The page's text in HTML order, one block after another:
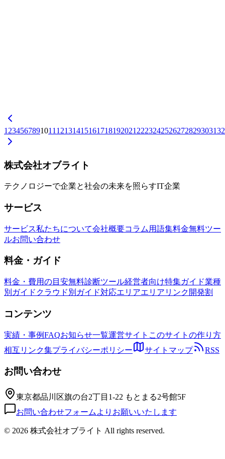
保守運用
中小企業DX 老朽化
1 234567891011 12131415161718192021 2223242526272829303132
株式会社オブライト
テクノロジーで企業と社会の未来を照らすIT企業
サービス
サービス私たちについて会社概要コラム 用語集料金無料ツー
ルお問い合わせ
料金・ガイド
料金・費用の目安無料診断ツール経営者向け特集ガイド業種
別ガイド クラウド別ガイド対応エリアエリアリンク開発割
コンテンツ
実績・事例FAQお知らせ一覧運営サイト このサイトの作り方
相互リンク集プライバシーポリシー サイトマップ RSS
お問い合わせ
東京都品川区旗の台2丁目1-22 もとまる2号館5F
お問い合わせフォームよりお願いいたします
© 2026 株式会社オブライト All rights reserved.